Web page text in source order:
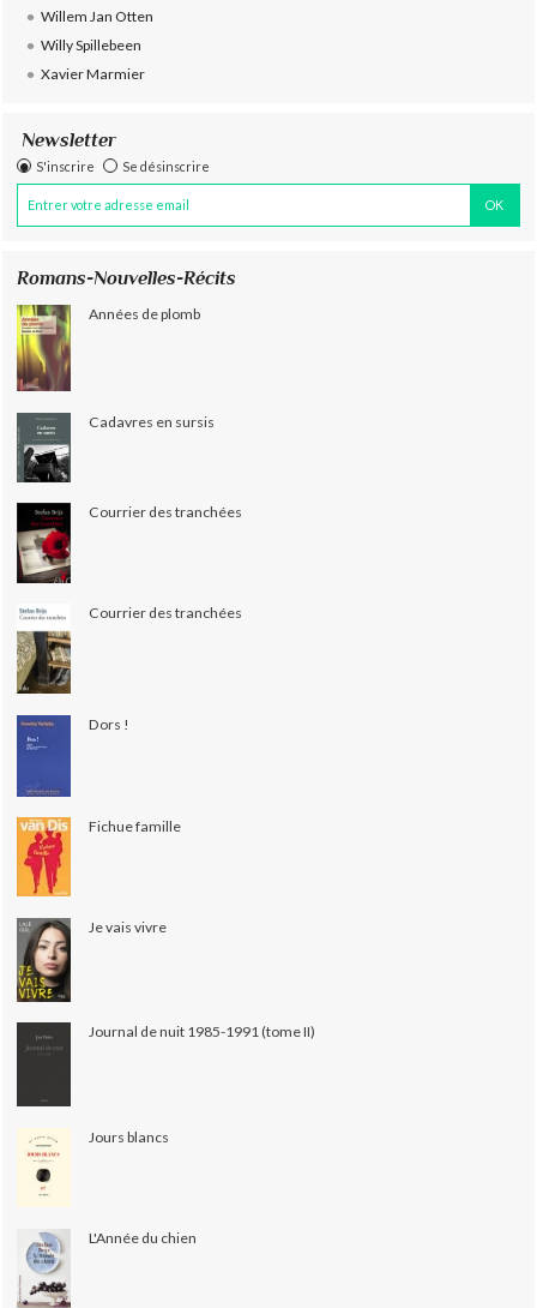
Willem Jan Otten
Willy Spillebeen
Xavier Marmier
Newsletter
S'inscrire Se désinscrire
Romans-Nouvelles-Récits
Années de plomb
Cadavres en sursis
Courrier des tranchées
Courrier des tranchées
Dors !
Fichue famille
Je vais vivre
Journal de nuit 1985-1991 (tome II)
Jours blancs
L'Année du chien